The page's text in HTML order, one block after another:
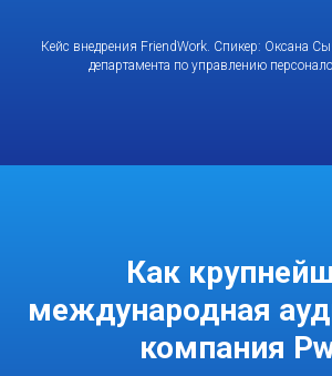
Кейс внедрения FriendWork. Спикер: Оксана
департамента по управлению
Как
международная
компания